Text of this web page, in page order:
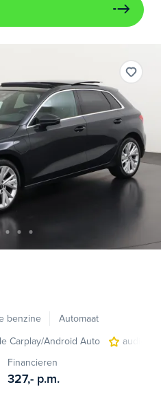
benzine
Automaat
Carplay/Android Auto
audio
Financieren
327,- p.m.